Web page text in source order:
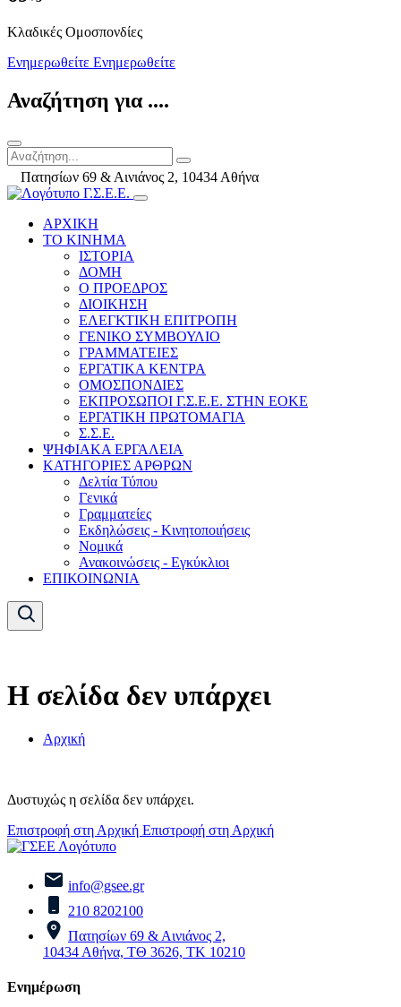
Kλαδικές Ομοσπονδίες
Ενημερωθείτε Ενημερωθείτε
Αναζήτηση για ....
Πατησίων 69 & Αινιάνος 2, 10434 Αθήνα
ΑΡΧΙΚΗ
ΤΟ ΚΙΝΗΜΑ
ΙΣΤΟΡΙΑ
ΔΟΜΗ
Ο ΠΡΟΕΔΡΟΣ
ΔΙΟΙΚΗΣΗ
ΕΛΕΓΚΤΙΚΗ ΕΠΙΤΡΟΠΗ
ΓΕΝΙΚΟ ΣΥΜΒΟΥΛΙΟ
ΓΡΑΜΜΑΤΕΙΕΣ
ΕΡΓΑΤΙΚΑ ΚΕΝΤΡΑ
ΟΜΟΣΠΟΝΔΙΕΣ
ΕΚΠΡΟΣΩΠΟΙ Γ.Σ.Ε.Ε. ΣΤΗΝ ΕΟΚΕ
ΕΡΓΑΤΙΚΗ ΠΡΩΤΟΜΑΓΙΑ
Σ.Σ.Ε.
ΨΗΦΙΑΚΑ ΕΡΓΑΛΕΙΑ
ΚΑΤΗΓΟΡΙΕΣ ΑΡΘΡΩΝ
Δελτία Τύπου
Γενικά
Γραμματείες
Εκδηλώσεις - Κινητοποιήσεις
Νομικά
Ανακοινώσεις - Εγκύκλιοι
ΕΠΙΚΟΙΝΩΝΙΑ
Η σελίδα δεν υπάρχει
Αρχική
Δυστυχώς η σελίδα δεν υπάρχει.
Επιστροφή στη Αρχική Επιστροφή στη Αρχική
info@gsee.gr
210 8202100
Πατησίων 69 & Αινιάνος 2,
10434 Αθήνα, ΤΘ 3626, ΤΚ 10210
Ενημέρωση